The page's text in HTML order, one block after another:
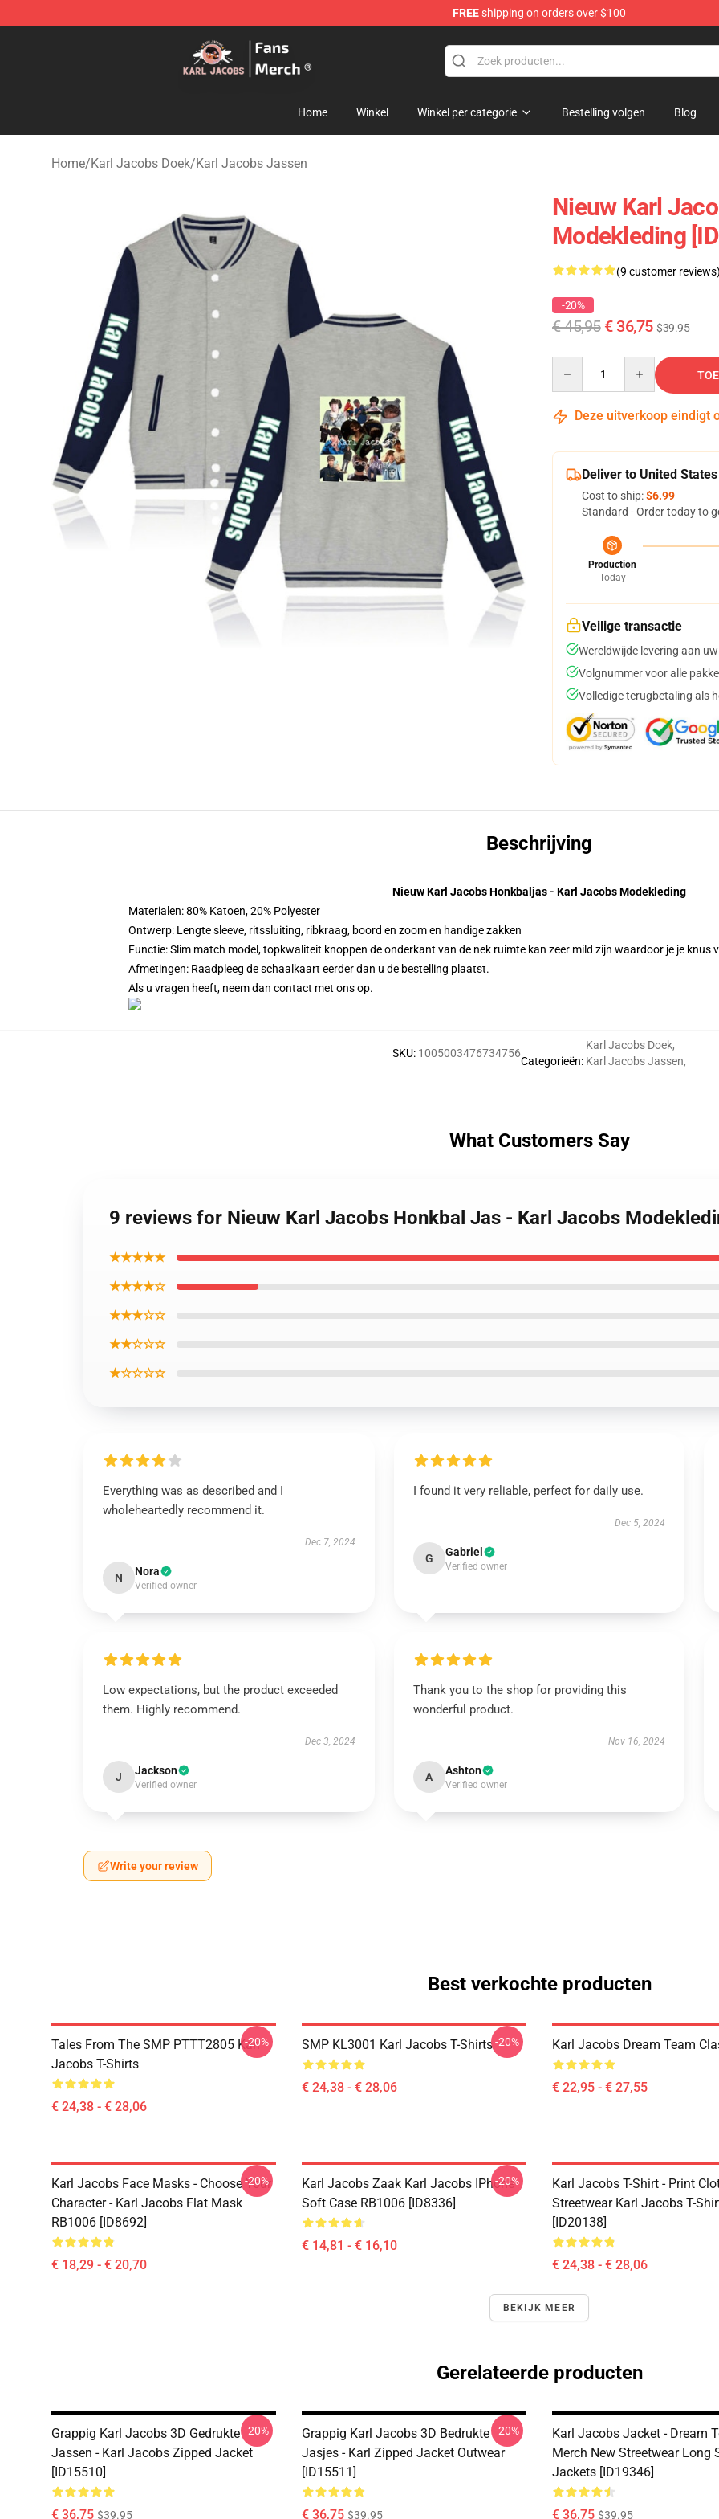
FREEshipping on orders over $100
Karl Jacobs Store - Official Karl Jacobs Merchandise Shop
Home Winkel Winkel per categorie Bestelling volgen Blog
Home/Karl Jacobs Doek/Karl Jacobs Jassen
Nieuw Karl
Modekleding
(9 customer
-20%
€ 45,95 € 36,75 $39.95
Deze uitverkoop eindigt
Deliver to United States
Cost to ship:$6.99
Standard - Order today to
Production
Today
Veilige transactie
Wereldwijde levering aan
Volgnummer voor alle
Volledige terugbetaling als
Beschrijving
Nieuw Karl Jacobs Honkbaljas - Karl Jacobs Modekleding
Materialen: 80% Katoen, 20% Polyester
Ontwerp: Lengte sleeve, ritssluiting, ribkraag, boord en zoom en handige zakken
Functie: Slim match model, topkwaliteit knoppen de onderkant van de nek ruimte kan zeer mild zijn waardoor je je knus
Afmetingen: Raadpleeg de schaalkaart eerder dan u de bestelling plaatst.
Als u vragen heeft, neem dan contact met ons op.
SKU: 1005003476734756
Categorieën:
Karl Jacobs Doek,
Karl Jacobs Jassen,
What Customers Say
9 reviews for Nieuw Karl Jacobs Honkbal Jas - Karl Jacobs
★★★★★
★★★★☆
★★★☆☆
★★☆☆☆
★☆☆☆☆
Everything was as described and I
wholeheartedly recommend it.
Dec 7, 2024
N Nora
Verified owner
I found it very reliable, perfect for daily use.
Dec 5, 2024
G Gabriel
Verified owner
Low expectations, but the product exceeded
them. Highly recommend.
Dec 3, 2024
J Jackson
Verified owner
Thank you to the shop for providing this
wonderful product.
Nov 16, 2024
A Ashton
Verified owner
Write your review
Best verkochte producten
Tales From The SMP PTTT2805 Karl
Jacobs T-Shirts
€ 24,38 - € 28,06
-20% SMP KL3001 Karl Jacobs T-Shirts
€ 24,38 - € 28,06
-20% Karl Jacobs Dream Team
€ 22,95 - € 27,55
Karl Jacobs Face Masks - Choose Your
Character - Karl Jacobs Flat Mask
RB1006 [ID8692]
€ 18,29 - € 20,70
-20%
Karl Jacobs Zaak Karl Jacobs IPhone
Soft Case RB1006 [ID8336]
€ 14,81 - € 16,10
-20%
Karl Jacobs T-Shirt - Print
Streetwear Karl Jacobs T-
[ID20138]
€ 24,38 - € 28,06
BEKIJK MEER
Gerelateerde producten
Grappig Karl Jacobs 3D Gedrukte
Jassen - Karl Jacobs Zipped Jacket
[ID15510]
€ 36,75 $39.95
-20%
Grappig Karl Jacobs 3D Bedrukte
Jasjes - Karl Zipped Jacket Outwear
[ID15511]
€ 36,75 $39.95
-20%
Karl Jacobs Jacket - Dream
Merch New Streetwear Long
Jackets [ID19346]
€ 36,75 $39.95